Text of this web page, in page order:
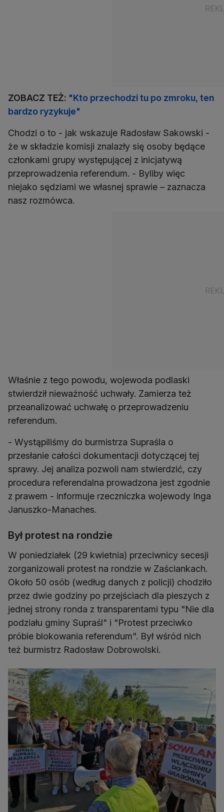
ZOBACZ TEŻ: "Kto przechodzi tu po zmroku, ten
bardzo ryzykuje"
Chodzi o to - jak wskazuje Radosław Sakowski -
że w składzie komisji znalazły się osoby będące
członkami grupy występującej z inicjatywą
przeprowadzenia referendum. - Byliby więc
niejako sędziami we własnej sprawie – zaznacza
nasz rozmówca.
Właśnie z tego powodu, wojewoda podlaski
stwierdził nieważność uchwały. Zamierza też
przeanalizować uchwałę o przeprowadzeniu
referendum.
- Wystąpiliśmy do burmistrza Supraśla o
przesłanie całości dokumentacji dotyczącej tej
sprawy. Jej analiza pozwoli nam stwierdzić, czy
procedura referendalna prowadzona jest zgodnie
z prawem - informuje rzeczniczka wojewody Inga
Januszko-Manaches.
Był protest na rondzie
W poniedziałek (29 kwietnia) przeciwnicy secesji
zorganizowali protest na rondzie w Zaściankach.
Około 50 osób (według danych z policji) chodziło
przez dwie godziny po przejściach dla pieszych z
jednej strony ronda z transparentami typu "Nie dla
podziału gminy Supraśl" i "Protest przeciwko
próbie blokowania referendum". Był wśród nich